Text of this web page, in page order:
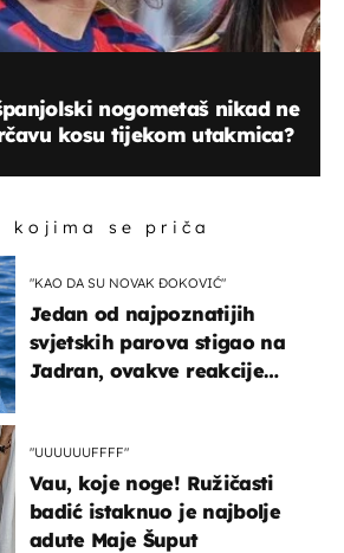
nogometaš nikad ne
kosu tijekom utakmica?
kojima se priča
"KAO DA SU NOVAK ĐOKOVIĆ"
Jedan od najpoznatijih
svjetskih parova stigao na
Jadran, ovakve reakcije
"UUUUUUFFFF"
Vau, koje noge! Ružičasti
badić istaknuo je najbolje
adute Maje Šuput